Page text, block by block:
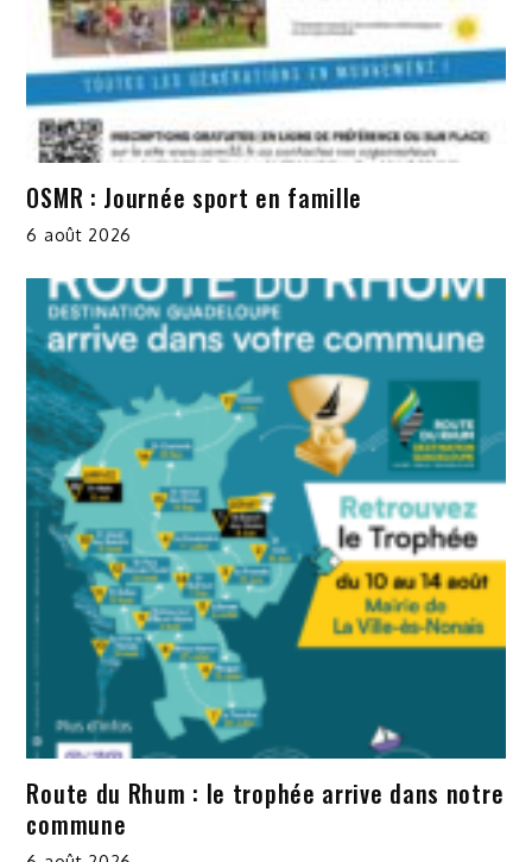
OSMR : Journée sport en famille
6 août 2026
Route du Rhum : le trophée arrive dans notre
commune